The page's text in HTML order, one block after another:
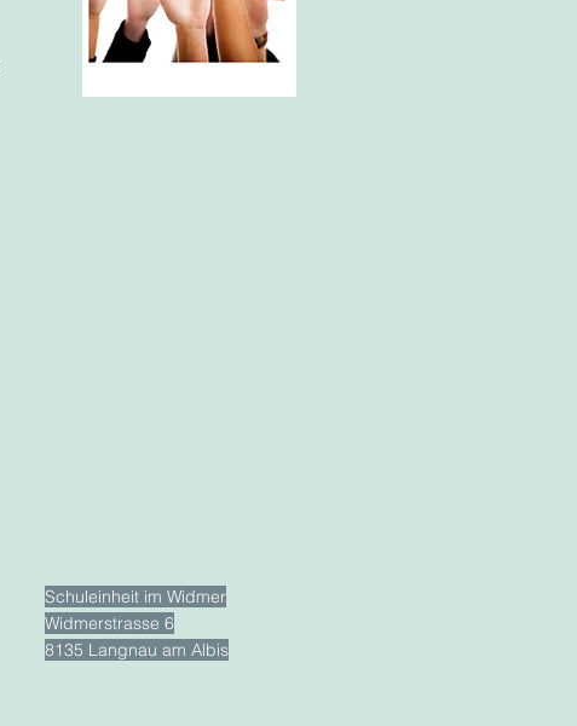
Schuleinheit im Widmer
Widmerstrasse 6
8135 Langnau am Albis